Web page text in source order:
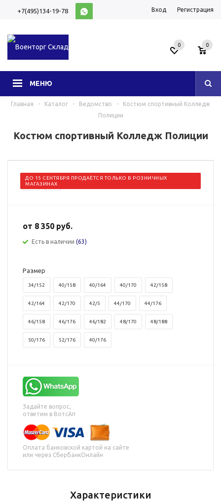
+7(495)134-19-78 Вход Регистрация
МЕНЮ
0 0
Главная - Каталог - Ведомство -
Костюм спортивный Колледж
Полиции
Костюм спортивный Колледж Полиции
ДО 15 СЕНТЯБРЯ ПРОДАЁТСЯ ТОЛЬКО В РОЗНИЧНЫХ
МАГАЗИНАХ
от 8 350 руб.
Есть в наличии (63)
Размер
34/152 40/158 40/164 40/170 42/158
42/164 42/170 42/5 44/170 44/176
46/158 46/176 46/182 48/170 48/188
50/176 52/176 40/176
Задайте вопрос,
ответим в ВотсАп
Оплата банковской картой на сайте
или через СбербанкОнлайн
Характеристики